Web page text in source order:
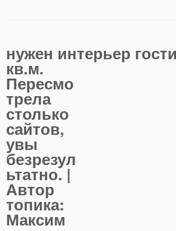
нужен интерьер
кв.м.
Пересмо
трела
столько
сайтов,
увы
безрезул
ьтатно. |
Автор
топика:
Максим